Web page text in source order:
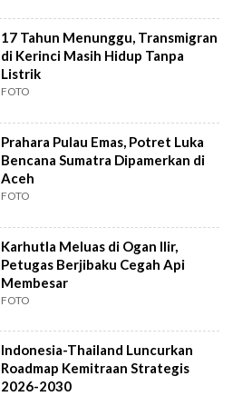
17 Tahun Menunggu, Transmigran
di Kerinci Masih Hidup Tanpa
Listrik
FOTO
Prahara Pulau Emas, Potret Luka
Bencana Sumatra Dipamerkan di
Aceh
FOTO
Karhutla Meluas di Ogan Ilir,
Petugas Berjibaku Cegah Api
Membesar
FOTO
Indonesia-Thailand Luncurkan
Roadmap Kemitraan Strategis
2026-2030